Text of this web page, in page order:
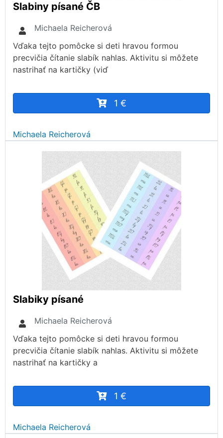
Slabiny písané ČB
Michaela Reicherová
Vďaka tejto pomôcke si deti hravou formou
precvičia čítanie slabík nahlas. Aktivitu si môžete
nastrihať na kartičky (viď
1 €
Michaela Reicherová
Slabiky písané
Michaela Reicherová
Vďaka tejto pomôcke si deti hravou formou
precvičia čítanie slabík nahlas. Aktivitu si môžete
nastrihať na kartičky a
1 €
Michaela Reicherová